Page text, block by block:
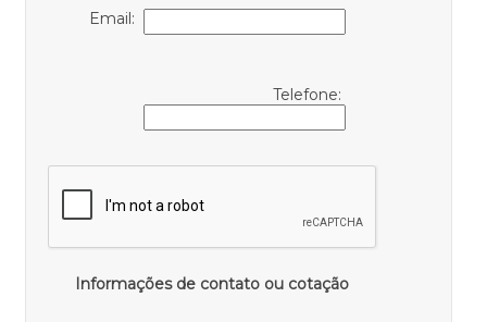
Email:
Telefone:
Informações de contato ou cotação